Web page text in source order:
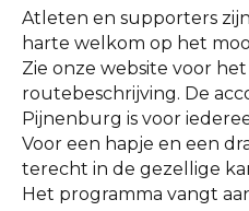
Atleten en supporters
harte welkom op het
Zie onze website voor
routebeschrijving. De
Pijnenburg is voor
Voor een hapje en een
terecht in de gezellige
Het programma vangt